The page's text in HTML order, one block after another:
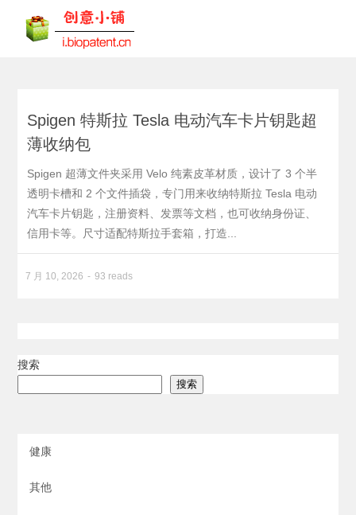
Spigen 特斯拉 Tesla 电动汽车卡片钥匙超
薄收纳包
Spigen 超薄文件夹采用 Velo 纯素皮革材质，设计了 3 个半
透明卡槽和 2 个文件插袋，专门用来收纳特斯拉 Tesla 电动
汽车卡片钥匙，注册资料、发票等文档，也可收纳身份证、
信用卡等。尺寸适配特斯拉手套箱，打造...
7 月 10, 2026 93 reads
搜索
搜索
健康
其他